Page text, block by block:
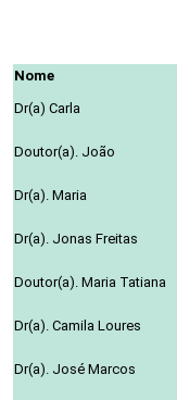
Nome
Dr(a) Carla
Doutor(a). João
Dr(a). Maria
Dr(a). Jonas Freitas
Doutor(a). Maria Tatiana
Dr(a). Camila Loures
Dr(a). José Marcos